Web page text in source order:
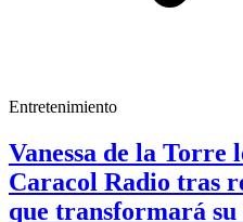
Entretenimiento
Vanessa de la Torre
Caracol Radio tras
que transformará